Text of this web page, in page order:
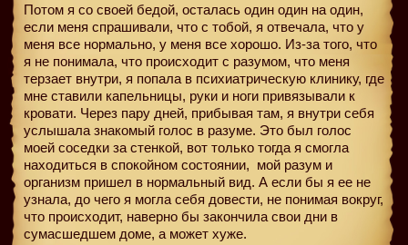
Потом я со своей бедой, осталась один один на один,
если меня спрашивали, что с тобой, я отвечала, что у
меня все нормально, у меня все хорошо. Из-за того, что
я не понимала, что происходит с разумом, что меня
терзает внутри, я попала в психиатрическую клинику, где
мне ставили капельницы, руки и ноги привязывали к
кровати. Через пару дней, прибывая там, я внутри себя
услышала знакомый голос в разуме. Это был голос
моей соседки за стенкой, вот только тогда я смогла
находиться в спокойном состоянии, мой разум и
организм пришел в нормальный вид. А если бы я ее не
узнала, до чего я могла себя довести, не понимая вокруг,
что происходит, наверно бы закончила свои дни в
сумасшедшем доме, а может хуже.